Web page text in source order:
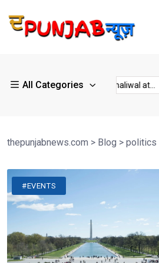
All Categories
Kulwant Singh dhaliwal at...
thepunjabnews.com > Blog > politics
#EVENTS